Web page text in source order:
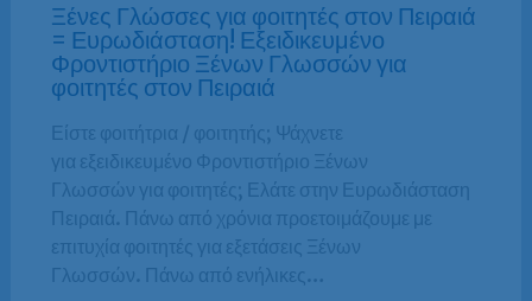
Ξένες Γλώσσες για φοιτητές στον Πειραιά
= Ευρωδιάσταση! Εξειδικευμένο
Φροντιστήριο Ξένων Γλωσσών για
φοιτητές στον Πειραιά
Είστε φοιτήτρια / φοιτητής; Ψάχνετε
για εξειδικευμένο Φροντιστήριο Ξένων
Γλωσσών για φοιτητές; Ελάτε στην Ευρωδιάσταση
Πειραιά. Πάνω από χρόνια προετοιμάζουμε με
επιτυχία φοιτητές για εξετάσεις Ξένων
Γλωσσών. Πάνω από ενήλικες…